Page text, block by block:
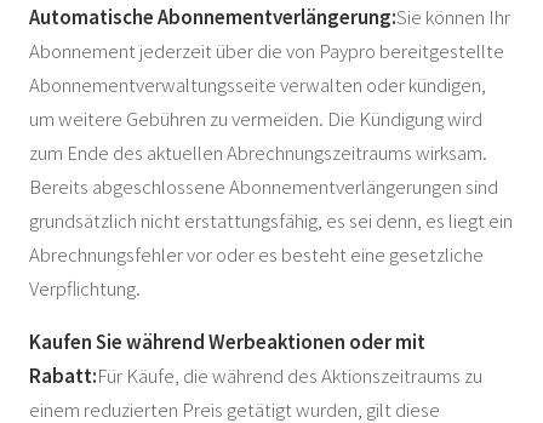
Automatische Abonnementverlängerung:Sie können Ihr
Abonnement jederzeit über die von Paypro bereitgestellte
Abonnementverwaltungsseite verwalten oder kündigen,
um weitere Gebühren zu vermeiden. Die Kündigung wird
zum Ende des aktuellen Abrechnungszeitraums wirksam.
Bereits abgeschlossene Abonnementverlängerungen sind
grundsätzlich nicht erstattungsfähig, es sei denn, es liegt ein
Abrechnungsfehler vor oder es besteht eine gesetzliche
Verpflichtung.
Kaufen Sie während Werbeaktionen oder mit
Rabatt:Für Käufe, die während des Aktionszeitraums zu
einem reduzierten Preis getätigt wurden, gilt diese